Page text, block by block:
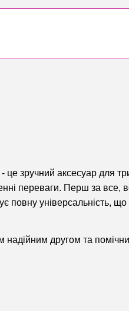
зручний аксесуар для
переваги. Перш за все,
повну універсальність,
надійним другом та